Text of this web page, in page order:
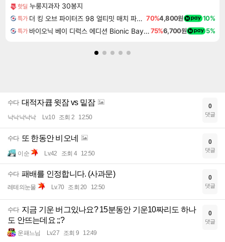
차벤 내차 인증합니당~
핫딜 오레오 화이트크림 4개
핫딜 누룽지과자 30봉지
수다 대적자큡 윗잠 vs 밑잠
댓글
수다 또 한동안 비오네
댓글
수다 패배를 인정합니다. (사과문)
레테의눈물 Lv.70 조회 20 12:50 댓글
수다 지금 기운 버그있나요? 15분동안 기운10짜리도 하나